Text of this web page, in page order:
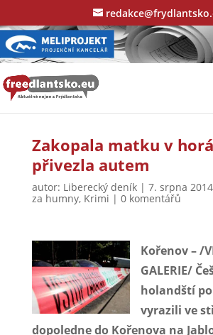
Zakopala matku v
přivezla autem
autor: Liberecký deník| 7. srpna 2014
za humny, Krimi | 0 komentářů
Kořenov – /
GALERIE/
holandští
vyrazili ve
dopoledne do Kořenova na